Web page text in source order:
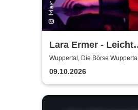
Lara Ermer - Leicht
entflammbar
Wuppertal, Die Börse Wuppertal
09.10.2026